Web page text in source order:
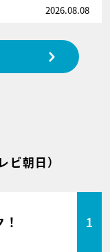
2026.08.08
ビ朝日）
1